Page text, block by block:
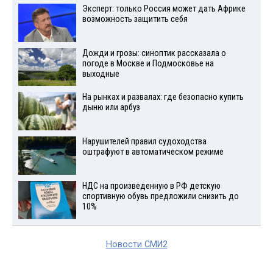
Эксперт: только Россия может дать Африке
возможность защитить себя
Дожди и грозы: синоптик рассказала о
погоде в Москве и Подмосковье на
выходные
На рынках и развалах: где безопасно купить
дыню или арбуз
Нарушителей правил судоходства
оштрафуют в автоматическом режиме
НДС на произведенную в РФ детскую
спортивную обувь предложили снизить до
10%
Новости СМИ2